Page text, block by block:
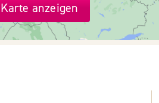
Karte anzeigen